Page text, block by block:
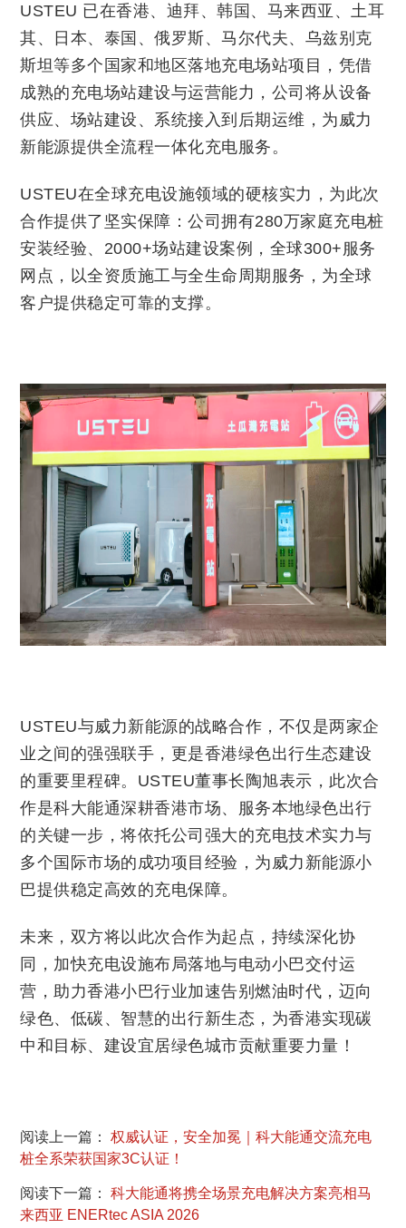
USTEU 已在香港、迪拜、韩国、马来西亚、土耳
其、日本、泰国、俄罗斯、马尔代夫、乌兹别克
斯坦等多个国家和地区落地充电场站项目，凭借
成熟的充电场站建设与运营能力，公司将从设备
供应、场站建设、系统接入到后期运维，为威力
新能源提供全流程一体化充电服务。
USTEU在全球充电设施领域的硬核实力，为此次
合作提供了坚实保障：公司拥有280万家庭充电桩
安装经验、2000+场站建设案例，全球300+服务
网点，以全资质施工与全生命周期服务，为全球
客户提供稳定可靠的支撑。
USTEU与威力新能源的战略合作，不仅是两家企
业之间的强强联手，更是香港绿色出行生态建设
的重要里程碑。USTEU董事长陶旭表示，此次合
作是科大能通深耕香港市场、服务本地绿色出行
的关键一步，将依托公司强大的充电技术实力与
多个国际市场的成功项目经验，为威力新能源小
巴提供稳定高效的充电保障。
未来，双方将以此次合作为起点，持续深化协
同，加快充电设施布局落地与电动小巴交付运
营，助力香港小巴行业加速告别燃油时代，迈向
绿色、低碳、智慧的出行新生态，为香港实现碳
中和目标、建设宜居绿色城市贡献重要力量！
阅读上一篇：
权威认证，安全加冕｜科大能通交流充电
桩全系荣获国家3C认证！
阅读下一篇：
科大能通将携全场景充电解决方案亮相马
来西亚 ENERtec ASIA 2026